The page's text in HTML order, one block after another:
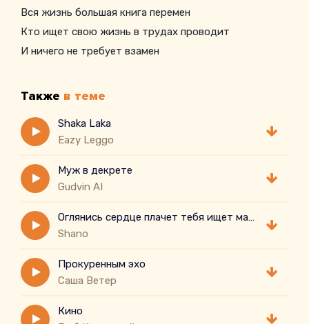
Вся жизнь большая книга перемен
Кто ищет свою жизнь в трудах проводит
И ничего не требует взамен
Также в теме
Shaka Laka
Eazy Leggo
Муж в декрете
Gudvin AI
Оглянись сердце плачет тебя ищет малыш
Shano
Прокуренным эхо
Саша Ветер
Кино